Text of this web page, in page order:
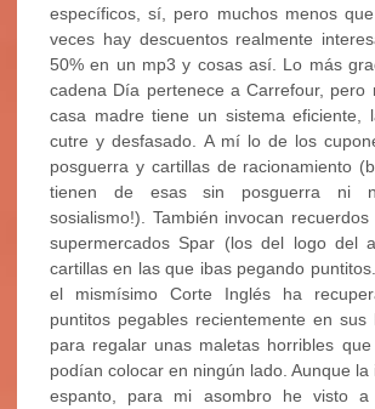
específicos, sí, pero muchos menos
veces hay descuentos realmente
50% en un mp3 y cosas así. Lo más
cadena Día pertenece a Carrefour, pero
casa madre tiene un sistema eficiente,
cutre y desfasado. A mí lo de los
posguerra y cartillas de racionamiento
tienen de esas sin posguerra ni
sosialismo!). También invocan
supermercados Spar (los del logo del
cartillas en las que ibas pegando
el mismísimo Corte Inglés ha
puntitos pegables recientemente en sus
para regalar unas maletas horribles
podían colocar en ningún lado. Aunque la
espanto, para mi asombro he visto